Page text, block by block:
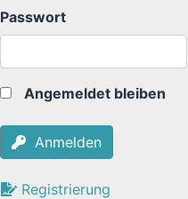
Passwort
Angemeldet bleiben
Anmelden
Registrierung